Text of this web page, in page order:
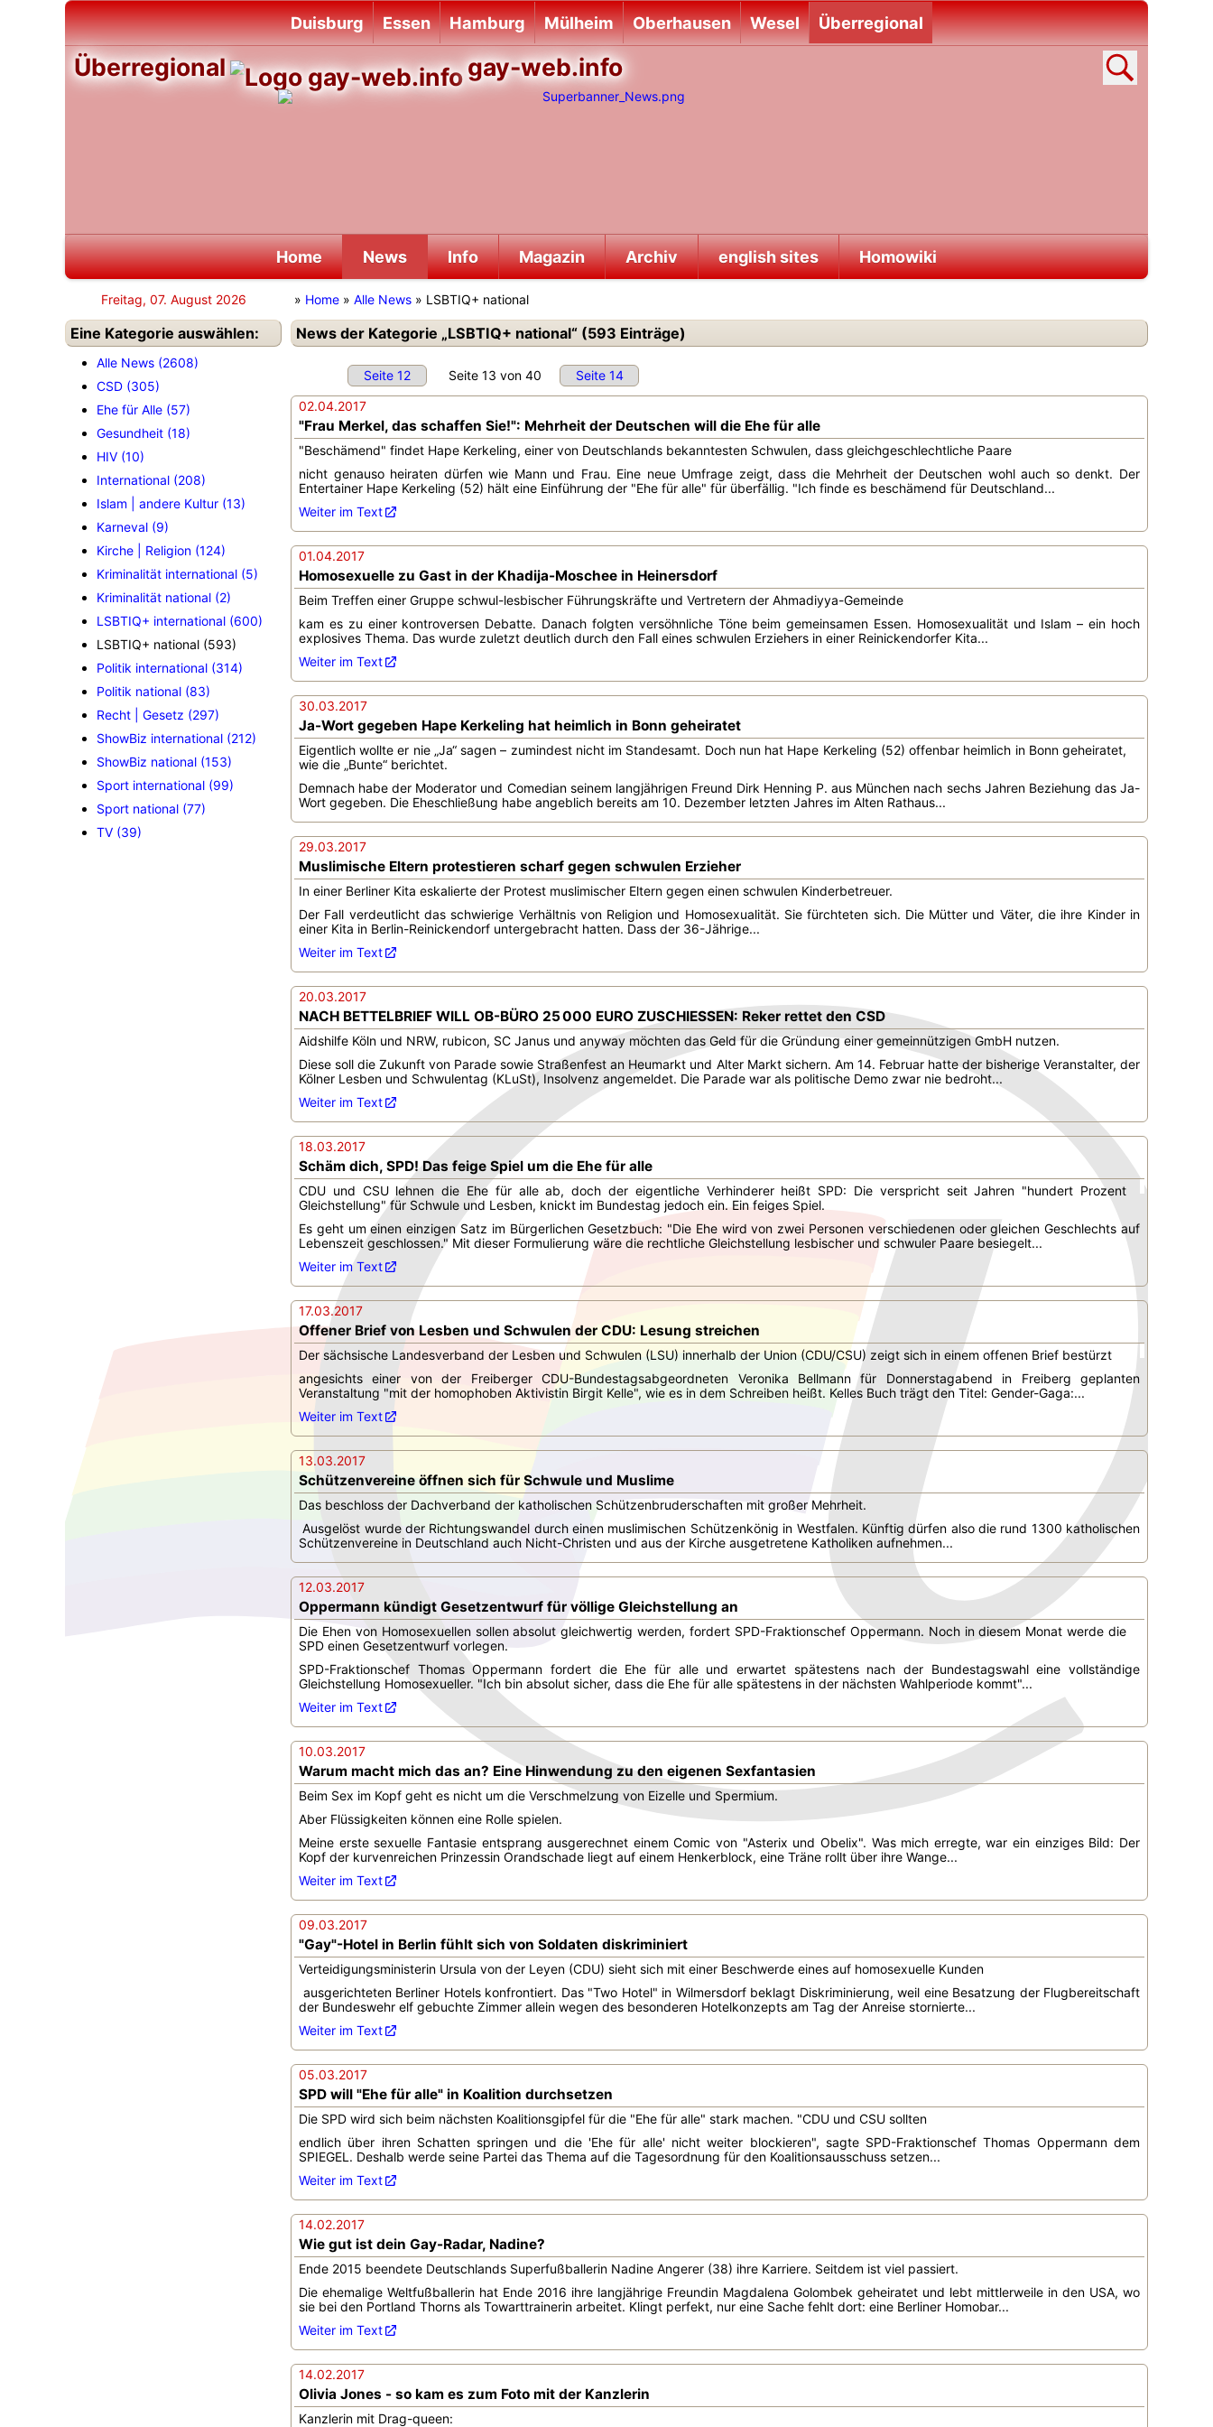
Duisburg Essen Hamburg Mülheim Oberhausen Wesel Überregional
Überregional gay-web.info
Home News Info Magazin Archiv english sites Homowiki
Freitag, 07. August 2026
Eine Kategorie auswählen:
Alle News (2608)
CSD (305)
Ehe für Alle (57)
Gesundheit (18)
HIV (10)
International (208)
Islam | andere Kultur (13)
Karneval (9)
Kirche | Religion (124)
Kriminalität international (5)
Kriminalität national (2)
LSBTIQ+ international (600)
LSBTIQ+ national (593)
Politik international (314)
Politik national (83)
Recht | Gesetz (297)
ShowBiz international (212)
ShowBiz national (153)
Sport international (99)
Sport national (77)
TV (39)
» Home » Alle News » LSBTIQ+ national
News der Kategorie „LSBTIQ+ national“ (593 Einträge)
Seite 12 Seite 13 von 40
Seite 14
02.04.2017
"Frau Merkel, das schaffen Sie!": Mehrheit der Deutschen will die Ehe für alle
"Beschämend" findet Hape Kerkeling, einer von Deutschlands bekanntesten Schwulen, dass gleichgeschlechtliche Paare
nicht genauso heiraten dürfen wie Mann und Frau. Eine neue Umfrage zeigt, dass die Mehrheit der Deutschen wohl auch so denkt. Der
Entertainer Hape Kerkeling (52) hält eine Einführung der "Ehe für alle" für überfällig. "Ich finde es beschämend für Deutschland...
Weiter im Text
01.04.2017
Homosexuelle zu Gast in der Khadija-Moschee in Heinersdorf
Beim Treffen einer Gruppe schwul-lesbischer Führungskräfte und Vertretern der Ahmadiyya-Gemeinde
kam es zu einer kontroversen Debatte. Danach folgten versöhnliche Töne beim gemeinsamen Essen. Homosexualität und Islam – ein hoch
explosives Thema. Das wurde zuletzt deutlich durch den Fall eines schwulen Erziehers in einer Reinickendorfer Kita...
Weiter im Text
30.03.2017
Ja-Wort gegeben Hape Kerkeling hat heimlich in Bonn geheiratet
Eigentlich wollte er nie „Ja“ sagen – zumindest nicht im Standesamt. Doch nun hat Hape Kerkeling (52) offenbar heimlich in Bonn geheiratet,
wie die „Bunte“ berichtet.
Demnach habe der Moderator und Comedian seinem langjährigen Freund Dirk Henning P. aus München nach sechs Jahren Beziehung das Ja-
Wort gegeben. Die Eheschließung habe angeblich bereits am 10. Dezember letzten Jahres im Alten Rathaus...
29.03.2017
Muslimische Eltern protestieren scharf gegen schwulen Erzieher
In einer Berliner Kita eskalierte der Protest muslimischer Eltern gegen einen schwulen Kinderbetreuer.
Der Fall verdeutlicht das schwierige Verhältnis von Religion und Homosexualität. Sie fürchteten sich. Die Mütter und Väter, die ihre Kinder in
einer Kita in Berlin-Reinickendorf untergebracht hatten. Dass der 36-Jährige...
Weiter im Text
20.03.2017
NACH BETTELBRIEF WILL OB-BÜRO 25 000 EURO ZUSCHIESSEN: Reker rettet den CSD
Aidshilfe Köln und NRW, rubicon, SC Janus und anyway möchten das Geld für die Gründung einer gemeinnützigen GmbH nutzen.
Diese soll die Zukunft von Parade sowie Straßenfest an Heumarkt und Alter Markt sichern. Am 14. Februar hatte der bisherige Veranstalter, der
Kölner Lesben und Schwulentag (KLuSt), Insolvenz angemeldet. Die Parade war als politische Demo zwar nie bedroht...
Weiter im Text
18.03.2017
Schäm dich, SPD! Das feige Spiel um die Ehe für alle
CDU und CSU lehnen die Ehe für alle ab, doch der eigentliche Verhinderer heißt SPD: Die verspricht seit Jahren "hundert Prozent
Gleichstellung" für Schwule und Lesben, knickt im Bundestag jedoch ein. Ein feiges Spiel.
Es geht um einen einzigen Satz im Bürgerlichen Gesetzbuch: "Die Ehe wird von zwei Personen verschiedenen oder gleichen Geschlechts auf
Lebenszeit geschlossen." Mit dieser Formulierung wäre die rechtliche Gleichstellung lesbischer und schwuler Paare besiegelt...
Weiter im Text
17.03.2017
Offener Brief von Lesben und Schwulen der CDU: Lesung streichen
Der sächsische Landesverband der Lesben und Schwulen (LSU) innerhalb der Union (CDU/CSU) zeigt sich in einem offenen Brief bestürzt
angesichts einer von der Freiberger CDU-Bundestagsabgeordneten Veronika Bellmann für Donnerstagabend in Freiberg geplanten
Veranstaltung "mit der homophoben Aktivistin Birgit Kelle", wie es in dem Schreiben heißt. Kelles Buch trägt den Titel: Gender-Gaga:...
Weiter im Text
13.03.2017
Schützenvereine öffnen sich für Schwule und Muslime
Das beschloss der Dachverband der katholischen Schützenbruderschaften mit großer Mehrheit.
Ausgelöst wurde der Richtungswandel durch einen muslimischen Schützenkönig in Westfalen. Künftig dürfen also die rund 1300 katholischen
Schützenvereine in Deutschland auch Nicht-Christen und aus der Kirche ausgetretene Katholiken aufnehmen...
12.03.2017
Oppermann kündigt Gesetzentwurf für völlige Gleichstellung an
Die Ehen von Homosexuellen sollen absolut gleichwertig werden, fordert SPD-Fraktionschef Oppermann. Noch in diesem Monat werde die
SPD einen Gesetzentwurf vorlegen.
SPD-Fraktionschef Thomas Oppermann fordert die Ehe für alle und erwartet spätestens nach der Bundestagswahl eine vollständige
Gleichstellung Homosexueller. "Ich bin absolut sicher, dass die Ehe für alle spätestens in der nächsten Wahlperiode kommt"...
Weiter im Text
10.03.2017
Warum macht mich das an? Eine Hinwendung zu den eigenen Sexfantasien
Beim Sex im Kopf geht es nicht um die Verschmelzung von Eizelle und Spermium.
Aber Flüssigkeiten können eine Rolle spielen.
Meine erste sexuelle Fantasie entsprang ausgerechnet einem Comic von "Asterix und Obelix". Was mich erregte, war ein einziges Bild: Der
Kopf der kurvenreichen Prinzessin Orandschade liegt auf einem Henkerblock, eine Träne rollt über ihre Wange...
Weiter im Text
09.03.2017
"Gay"-Hotel in Berlin fühlt sich von Soldaten diskriminiert
Verteidigungsministerin Ursula von der Leyen (CDU) sieht sich mit einer Beschwerde eines auf homosexuelle Kunden
ausgerichteten Berliner Hotels konfrontiert. Das "Two Hotel" in Wilmersdorf beklagt Diskriminierung, weil eine Besatzung der Flugbereitschaft
der Bundeswehr elf gebuchte Zimmer allein wegen des besonderen Hotelkonzepts am Tag der Anreise stornierte...
Weiter im Text
05.03.2017
SPD will "Ehe für alle" in Koalition durchsetzen
Die SPD wird sich beim nächsten Koalitionsgipfel für die "Ehe für alle" stark machen. "CDU und CSU sollten
endlich über ihren Schatten springen und die 'Ehe für alle' nicht weiter blockieren", sagte SPD-Fraktionschef Thomas Oppermann dem
SPIEGEL. Deshalb werde seine Partei das Thema auf die Tagesordnung für den Koalitionsausschuss setzen...
Weiter im Text
14.02.2017
Wie gut ist dein Gay-Radar, Nadine?
Ende 2015 beendete Deutschlands Superfußballerin Nadine Angerer (38) ihre Karriere. Seitdem ist viel passiert.
Die ehemalige Weltfußballerin hat Ende 2016 ihre langjährige Freundin Magdalena Golombek geheiratet und lebt mittlerweile in den USA, wo
sie bei den Portland Thorns als Towarttrainerin arbeitet. Klingt perfekt, nur eine Sache fehlt dort: eine Berliner Homobar...
Weiter im Text
14.02.2017
Olivia Jones - so kam es zum Foto mit der Kanzlerin
Kanzlerin mit Drag-queen: